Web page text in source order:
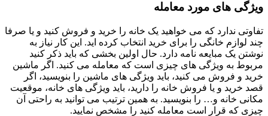
ویژگی های مورد معامله
تفاوتی ندارد که می خواهید یک خانه را خرید و فروش کنید و یا صرفا
چند لوازم خانگی را برای خرید انتخاب کرده اید. این کار نیاز به
نوشتن یک مبایعه نامه دارد. حال اولین بخشی که باید ذکر کنید
مربوط به ویژگی های چیزی است که معامله می کنید. اگر ماشین
خرید و فروش می کنید، باید ویژگی های ماشین را بنویسید، اگر
قصد خرید و یا فروش خانه را دارید، باید ویژگی های خانه، موقعیت
مکانی خانه و… را بنویسید. به همین ترتیب می توانید به راحتی آن
چیزی که قرار است معامله کنید را مشخص نمایید.